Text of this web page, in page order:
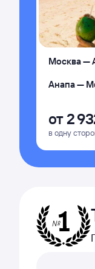
Москва —
Анапа —
от 2
в одну